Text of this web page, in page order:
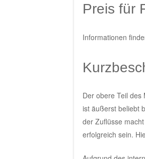
Preis für
Informationen
Der obere Teil des
ist äußerst beliebt
der Zuflüsse
erfolgreich sein.